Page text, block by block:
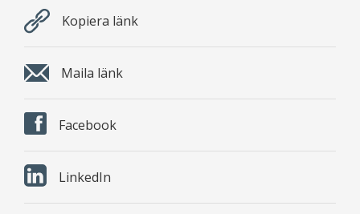
Kopiera länk
Maila länk
Facebook
LinkedIn